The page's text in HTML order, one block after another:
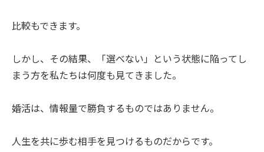
比較もできます。
しかし、その結果、「選べない」という状態に陥ってし
まう方を私たちは何度も見てきました。
婚活は、情報量で勝負するものではありません。
人生を共に歩む相手を見つけるものだからです。